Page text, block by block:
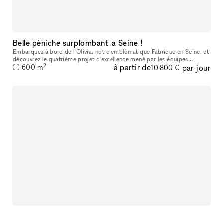
Belle péniche surplombant la Seine !
Embarquez à bord de l'Olivia, notre emblématique Fabrique en Seine, et
découvrez le quatrième projet d'excellence mené par les équipes
aguerries de la Fabrique événementielle. Notre savoir-faire et n
600 m2 à partir de10 800 € par jour